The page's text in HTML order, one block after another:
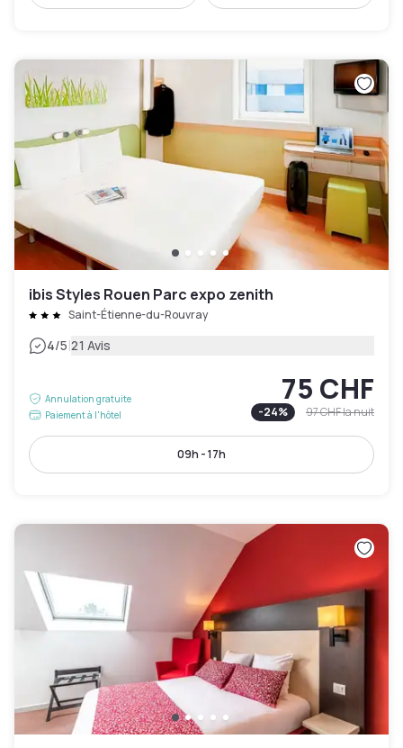
ibis Styles Rouen Parc expo zenith
Saint-Étienne-du-Rouvray
4/5|21 Avis
Annulation gratuite
Paiement à l'hôtel
75 CHF
-24% 97 CHFla nuit
09h - 17h